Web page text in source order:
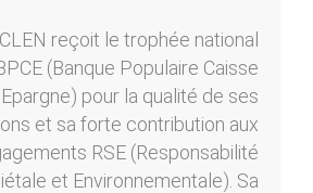
reçoit le trophée national
(Banque Populaire Caisse
pour la qualité de ses
et sa forte contribution aux
RSE (Responsabilité
et Environnementale). Sa